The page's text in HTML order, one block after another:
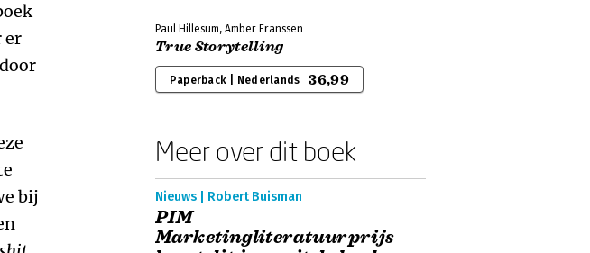
er
bij
Paul Hillesum, Amber Franssen
True Storytelling
Paperback | Nederlands 36,99
Meer over dit boek
Nieuws | Robert Buisman
PIM
Marketingliteratuurprijs